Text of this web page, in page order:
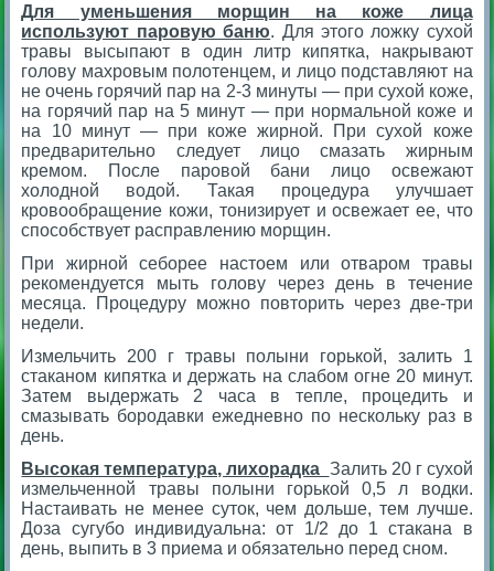
Для уменьшения морщин на коже лица
используют паровую баню. Для этого ложку сухой
травы высыпают в один литр кипятка, накрывают
голову махровым полотенцем, и лицо подставляют на
не очень горячий пар на 2-3 минуты — при сухой коже,
на горячий пар на 5 минут — при нормальной коже и
на 10 минут — при коже жирной. При сухой коже
предварительно следует лицо смазать жирным
кремом. После паровой бани лицо освежают
холодной водой. Такая процедура улучшает
кровообращение кожи, тонизирует и освежает ее, что
способствует расправлению морщин.
При жирной себорее настоем или отваром травы
рекомендуется мыть голову через день в течение
месяца. Процедуру можно повторить через две-три
недели.
Измельчить 200 г травы полыни горькой, залить 1
стаканом кипятка и держать на слабом огне 20 минут.
Затем выдержать 2 часа в тепле, процедить и
смазывать бородавки ежедневно по нескольку раз в
день.
Высокая температура, лихорадка Залить 20 г сухой
измельченной травы полыни горькой 0,5 л водки.
Настаивать не менее суток, чем дольше, тем лучше.
Доза сугубо индивидуальна: от 1/2 до 1 стакана в
день, выпить в 3 приема и обязательно перед сном.